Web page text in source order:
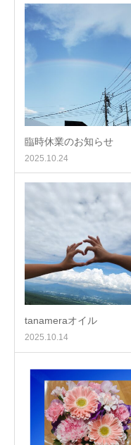
臨時休業のお知らせ
2025.10.24
tanameraオイル
2025.10.14